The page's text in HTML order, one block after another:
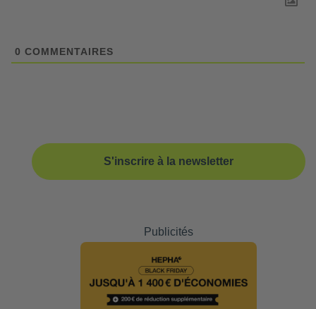
0 COMMENTAIRES
S'inscrire à la newsletter
Publicités